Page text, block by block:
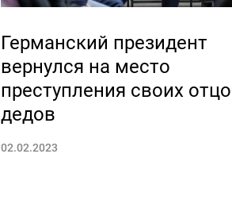
Германский президент
вернулся на место
преступления своих
дедов
02.02.2023